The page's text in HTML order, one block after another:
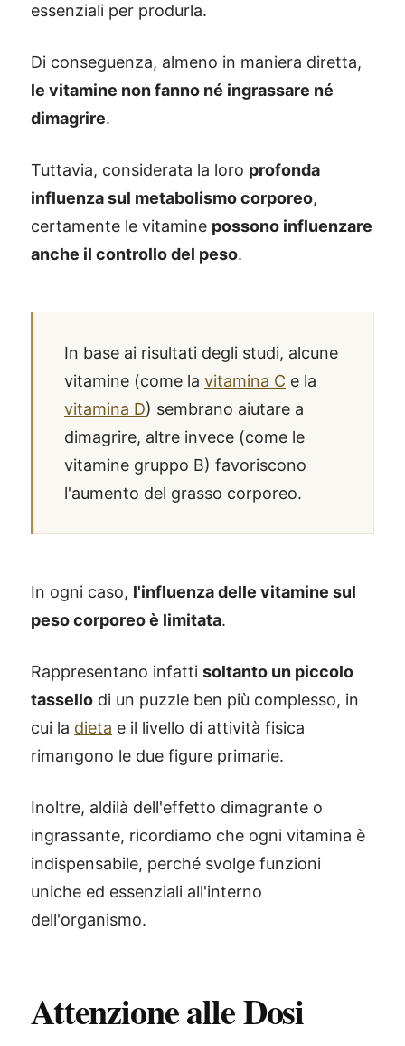
essenziali per produrla.
Di conseguenza, almeno in maniera diretta,
le vitamine non fanno né ingrassare né
dimagrire.
Tuttavia, considerata la loro profonda
influenza sul metabolismo corporeo,
certamente le vitamine possono influenzare
anche il controllo del peso.
In base ai risultati degli studi, alcune
vitamine (come la vitamina C e la
vitamina D) sembrano aiutare a
dimagrire, altre invece (come le
vitamine gruppo B) favoriscono
l'aumento del grasso corporeo.
In ogni caso, l'influenza delle vitamine sul
peso corporeo è limitata.
Rappresentano infatti soltanto un piccolo
tassello di un puzzle ben più complesso, in
cui la dieta e il livello di attività fisica
rimangono le due figure primarie.
Inoltre, aldilà dell'effetto dimagrante o
ingrassante, ricordiamo che ogni vitamina è
indispensabile, perché svolge funzioni
uniche ed essenziali all'interno
dell'organismo.
Attenzione alle Dosi